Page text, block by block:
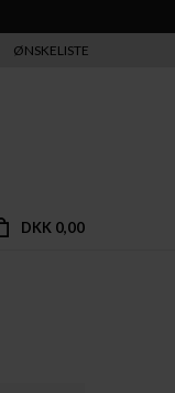
ØNSKELISTE
DKK 0,00